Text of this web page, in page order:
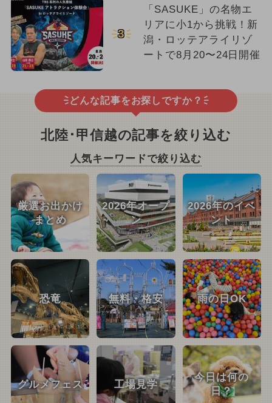
3
「SASUKE」の名物エ
リアに小1から挑戦！新
潟・ロッテアライリゾ
ートで8月20〜24日開催
どんな記事をお探しですか？
北陸･甲信越の記事を絞り込む
人気キーワードで絞り込む
厳選お出かけ
まとめ
2026年オープ
ン
2026年のイベ
ント
恐竜 無料・格安 雨の日OK
グルメフェス 工場見学
今日は何の
日？